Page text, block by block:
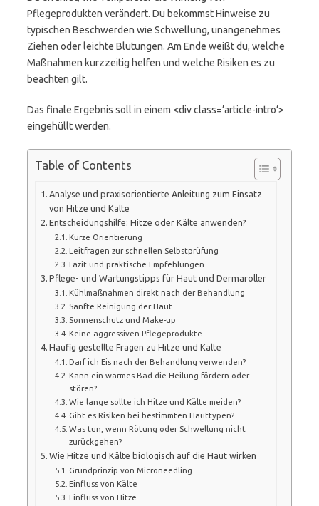
Pflegeprodukten verändert. Du bekommst Hinweise zu
typischen Beschwerden wie Schwellung, unangenehmes
Ziehen oder leichte Blutungen. Am Ende weißt du, welche
Maßnahmen kurzzeitig helfen und welche Risiken es zu
beachten gilt.
Das finale Ergebnis soll in einem <div class=’article-intro‘>
eingehüllt werden.
Table of Contents
Analyse und praxisorientierte Anleitung zum Einsatz
von Hitze und Kälte
Entscheidungshilfe: Hitze oder Kälte anwenden?
Kurze Orientierung
Leitfragen zur schnellen Selbstprüfung
Fazit und praktische Empfehlungen
Pflege- und Wartungstipps für Haut und Dermaroller
Kühlmaßnahmen direkt nach der Behandlung
Sanfte Reinigung der Haut
Sonnenschutz und Make-up
Keine aggressiven Pflegeprodukte
Häufig gestellte Fragen zu Hitze und Kälte
Darf ich Eis nach der Behandlung verwenden?
Kann ein warmes Bad die Heilung fördern oder
stören?
Wie lange sollte ich Hitze und Kälte meiden?
Gibt es Risiken bei bestimmten Hauttypen?
Was tun, wenn Rötung oder Schwellung nicht
zurückgehen?
Wie Hitze und Kälte biologisch auf die Haut wirken
Grundprinzip von Microneedling
Einfluss von Kälte
Einfluss von Hitze